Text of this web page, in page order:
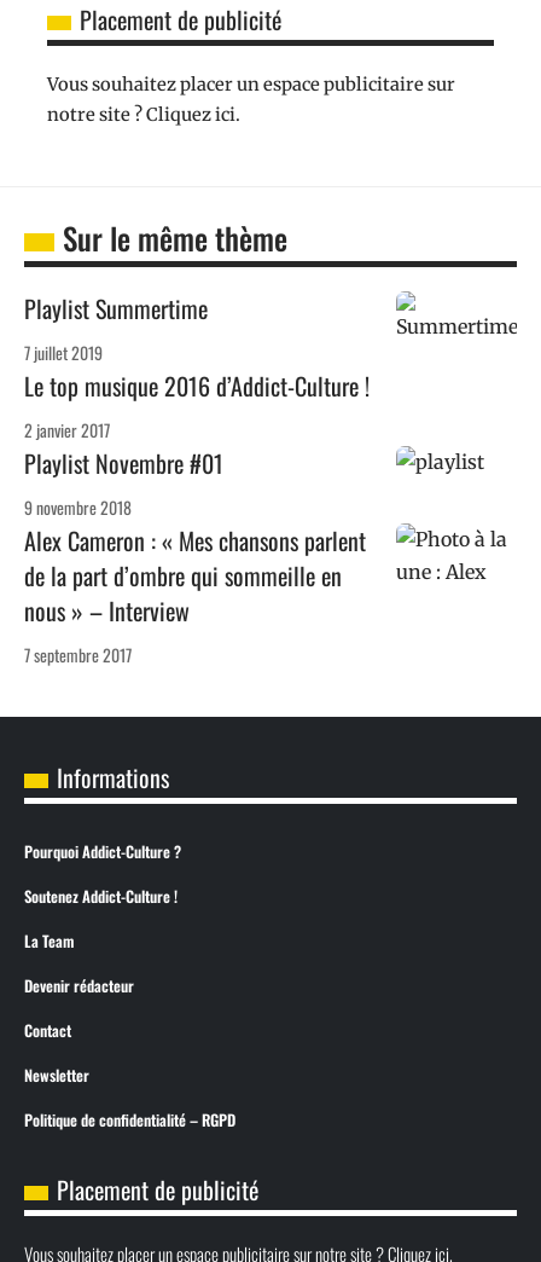
Placement de publicité
Vous souhaitez placer un espace publicitaire sur
notre site ? Cliquez ici.
Sur le même thème
Playlist Summertime
7 juillet 2019
Le top musique 2016 d’Addict-Culture !
2 janvier 2017
Playlist Novembre #01
9 novembre 2018
Alex Cameron : « Mes chansons parlent
de la part d’ombre qui sommeille en
nous » – Interview
7 septembre 2017
Informations
Pourquoi Addict-Culture ?
Soutenez Addict-Culture !
La Team
Devenir rédacteur
Contact
Newsletter
Politique de confidentialité – RGPD
Placement de publicité
Vous souhaitez placer un espace publicitaire sur notre site ? Cliquez ici.